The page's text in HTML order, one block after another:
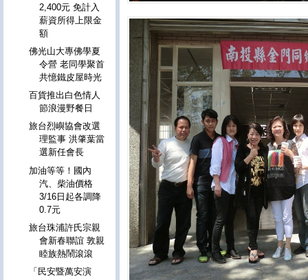
2,400元 免計入
薪資所得上限金
額
佛光山大專佛學夏
令營 老同學聚首
共憶鐵皮屋時光
百貨推出白色情人
節浪漫野餐日
旅台烈嶼協會改選
理監事 洪肇葉當
選新任會長
加油等等！國內
汽、柴油價格
3/16日起各調降
0.7元
旅台珠浦許氏宗親
會新春聯誼 敦親
睦族熱鬧滾滾
「民安暨萬安演